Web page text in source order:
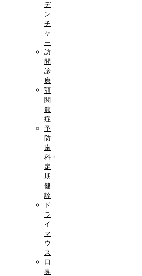
デ
ン
チ
ャ
ー
訪
問
診
療
顎
関
節
症
予
防
歯
科・
定
期
健
診
ド
ラ
イ
マ
ウ
ス
口
臭